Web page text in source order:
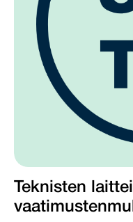
Teknisten